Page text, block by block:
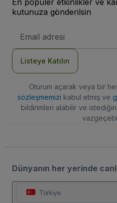
En popüler etkinlikler ve
kutunuza gönderilsin
posta
Listeye Katılın
Oturum açarak veya bir
sözleşmemizi kabul etmiş ve
bildirimleri alabilir ve
Dünyanın her yerinde
Türkiye